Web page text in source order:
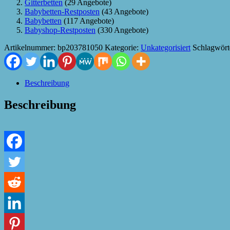
Gitterbetten (29 Angebote)
Babybetten-Restposten (43 Angebote)
Babybetten (117 Angebote)
Babyshop-Restposten (330 Angebote)
Artikelnummer: bp203781050 Kategorie: Unkategorisiert
Beschreibung
Beschreibung